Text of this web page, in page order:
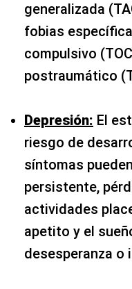
generalizada
fobias
compulsivo
postraumático
Depresión: El
riesgo de
síntomas
persistente,
actividades
apetito y el
desesperanza o